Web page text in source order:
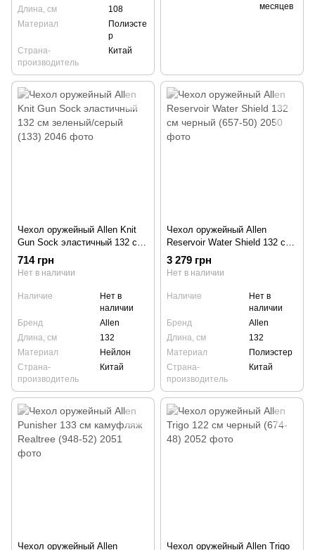
Длина, см
108
Материал
Полиэсте
р
Страна-
производитель
Китай
месяцев
Чехол оружейный Allen Knit
Gun Sock эластичный 132 см
зеленый/серый (133)
714 грн
Нет в наличии
Наличие
Нет в
наличии
Бренд
Allen
Длина, см
132
Материал
Нейлон
Страна-
производитель
Китай
Чехол оружейный Allen
Reservoir Water Shield 132 см
черный (657-50)
3 279 грн
Нет в наличии
Наличие
Нет в
наличии
Бренд
Allen
Длина, см
132
Материал
Полиэстер
Страна-
производитель
Китай
Чехол оружейный Allen
Чехол оружейный Allen Trigo